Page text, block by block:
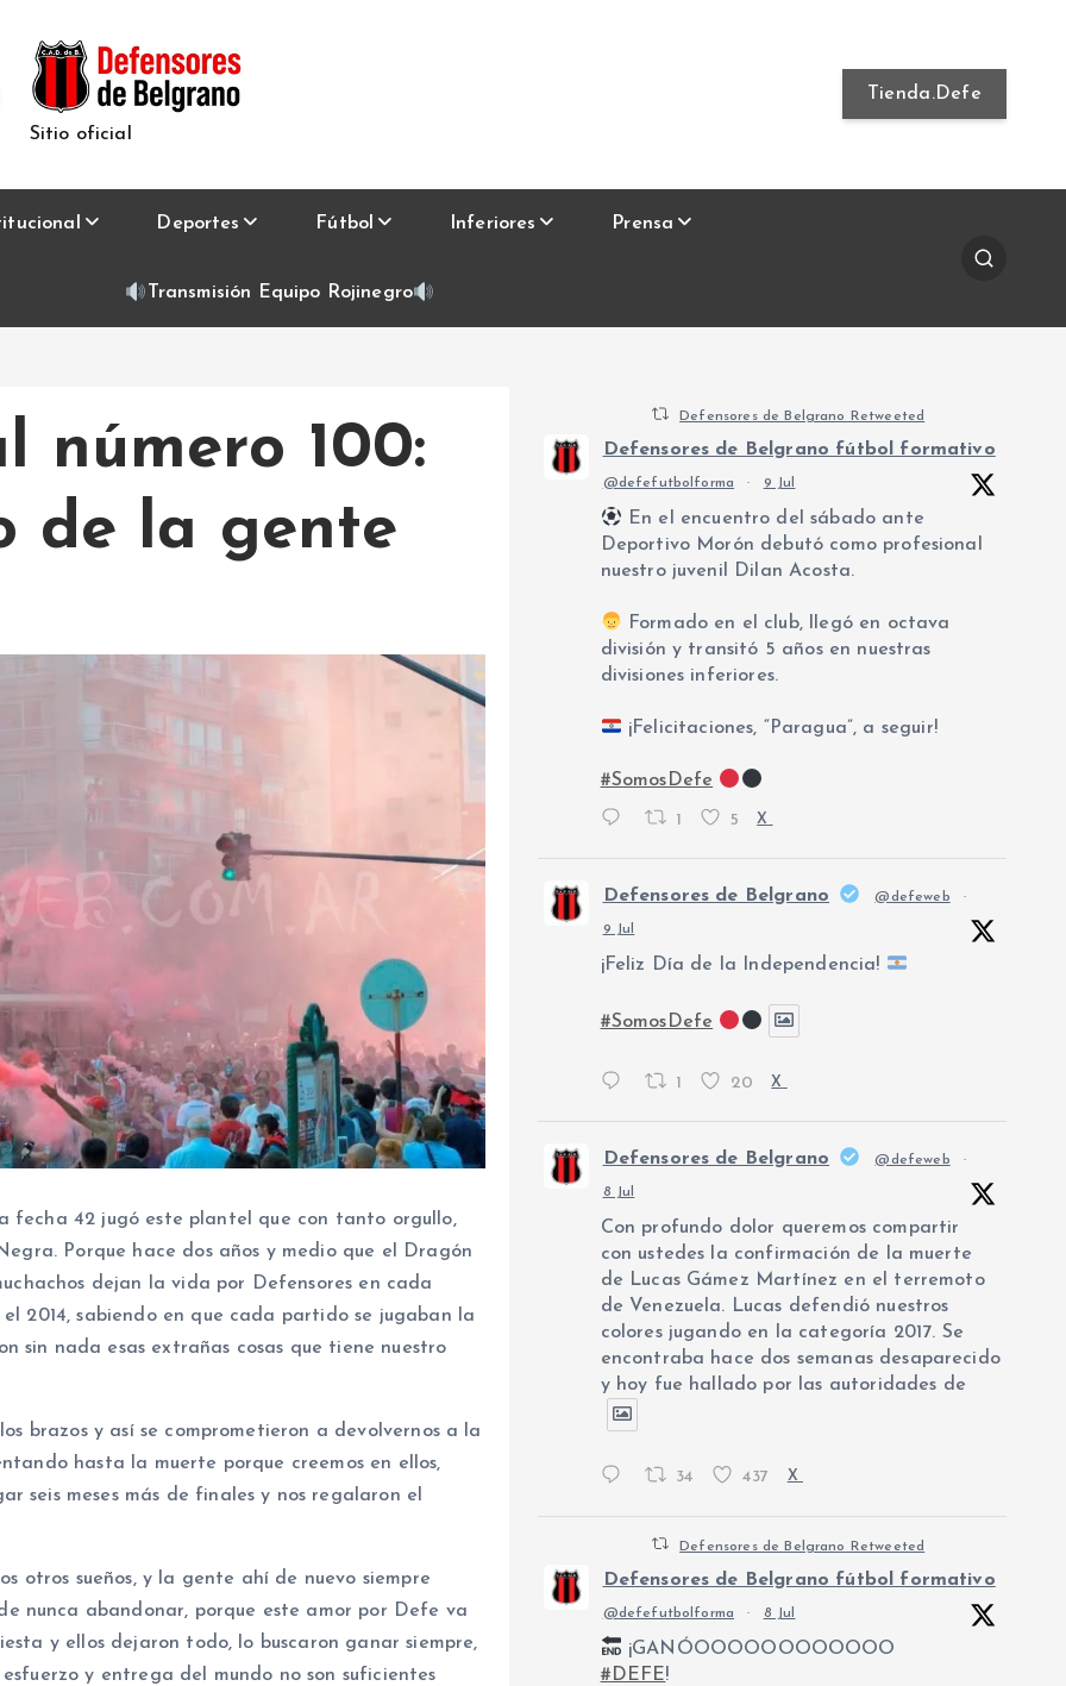
Sitio oficial
Tienda.Defe
Deportes Fútbol Inferiores Prensa
Transmisión Equipo Rojinegro
número 100:
de la gente
fecha 42 jugó este plantel que con tanto orgullo,
Porque hace dos años y medio que el Dragón
dejan la vida por Defensores en cada
2014, sabiendo en que cada partido se jugaban la
sin nada esas extrañas cosas que tiene nuestro
brazos y así se comprometieron a devolvernos a la
hasta la muerte porque creemos en ellos,
seis meses más de finales y nos regalaron el
otros sueños, y la gente ahí de nuevo siempre
nunca abandonar, porque este amor por Defe va
y ellos dejaron todo, lo buscaron ganar siempre,
y entrega del mundo no son suficientes
Defensores de Belgrano Retweeted
Defensores de Belgrano fútbol formativo
@defefutbolforma · 9 Jul
En el encuentro del sábado ante
Deportivo Morón debutó como profesional
nuestro juvenil Dilan Acosta.
Formado en el club, llegó en octava
división y transitó 5 años en nuestras
divisiones inferiores.
¡Felicitaciones, “Paragua”, a seguir!
#SomosDefe
1 5 X
Defensores de Belgrano @defeweb ·
9 Jul
¡Feliz Día de la Independencia!
#SomosDefe
1 20 X
Defensores de Belgrano @defeweb ·
8 Jul
Con profundo dolor queremos compartir
con ustedes la confirmación de la muerte
de Lucas Gámez Martínez en el terremoto
de Venezuela. Lucas defendió nuestros
colores jugando en la categoría 2017. Se
encontraba hace dos semanas desaparecido
y hoy fue hallado por las autoridades de
34 437 X
Defensores de Belgrano Retweeted
Defensores de Belgrano fútbol formativo
@defefutbolforma · 8 Jul
¡GANÓOOOOOOOOOOOO
#DEFE!